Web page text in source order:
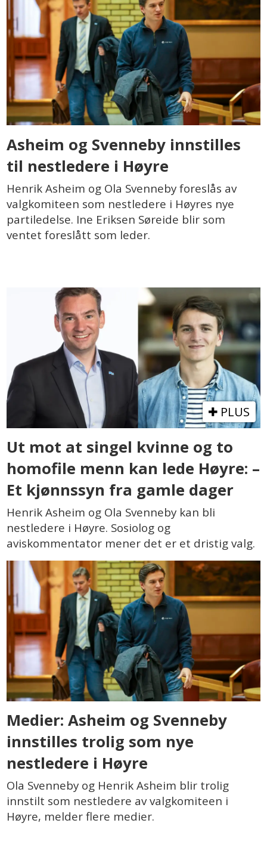
Asheim og Svenneby innstilles
til nestledere i Høyre
Henrik Asheim og Ola Svenneby foreslås av
valgkomiteen som nestledere i Høyres nye
partiledelse. Ine Eriksen Søreide blir som
ventet foreslått som leder.
PLUS
Ut mot at singel kvinne og to
homofile menn kan lede Høyre: –
Et kjønnssyn fra gamle dager
Henrik Asheim og Ola Svenneby kan bli
nestledere i Høyre. Sosiolog og
aviskommentator mener det er et dristig valg.
Medier: Asheim og Svenneby
innstilles trolig som nye
nestledere i Høyre
Ola Svenneby og Henrik Asheim blir trolig
innstilt som nestledere av valgkomiteen i
Høyre, melder flere medier.